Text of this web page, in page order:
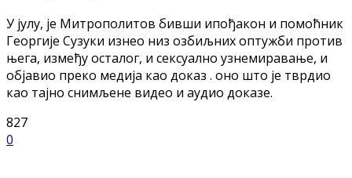
У јулу, је Митрополитов бивши ипођакон и помоћник
Георгије Сузуки изнео низ озбиљних оптужби против
њега, између осталог, и сексуално узнемиравање, и
објавио преко медија као доказ . оно што је тврдио
као тајно снимљене видео и аудио доказе.
827
0